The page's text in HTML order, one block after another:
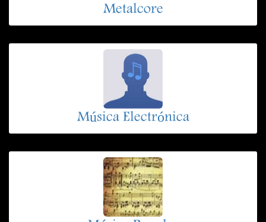
Metalcore
Música Electrónica